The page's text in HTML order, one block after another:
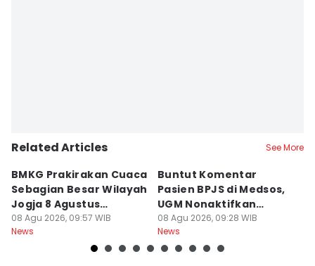
Related Articles See More
BMKG Prakirakan Cuaca
Sebagian Besar Wilayah
Jogja 8 Agustus
Berawan
08 Agu 2026, 09:57 WIB
News
Buntut Komentar
Pasien BPJS di Medsos,
UGM Nonaktifkan
Dokter PPDS
08 Agu 2026, 09:28 WIB
News